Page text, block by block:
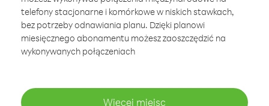
telefony stacjonarne i komórkowe w niskich stawkach,
bez potrzeby odnawiania planu. Dzięki planowi
miesięcznego abonamentu możesz zaoszczędzić na
wykonywanych połączeniach
Więcej miejsc